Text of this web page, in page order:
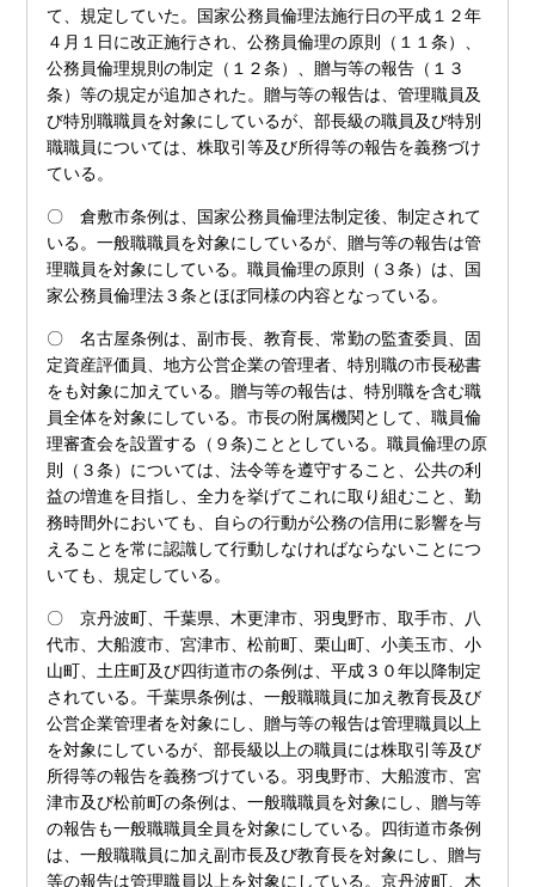
て、規定していた。国家公務員倫理法施行日の平成１２年
４月１日に改正施行され、公務員倫理の原則（１１条）、
公務員倫理規則の制定（１２条）、贈与等の報告（１３
条）等の規定が追加された。贈与等の報告は、管理職員及
び特別職職員を対象にしているが、部長級の職員及び特別
職職員については、株取引等及び所得等の報告を義務づけ
ている。
〇 倉敷市条例は、国家公務員倫理法制定後、制定されて
いる。一般職職員を対象にしているが、贈与等の報告は管
理職員を対象にしている。職員倫理の原則（３条）は、国
家公務員倫理法３条とほぼ同様の内容となっている。
〇 名古屋条例は、副市長、教育長、常勤の監査委員、固
定資産評価員、地方公営企業の管理者、特別職の市長秘書
をも対象に加えている。贈与等の報告は、特別職を含む職
員全体を対象にしている。市長の附属機関として、職員倫
理審査会を設置する（９条)こととしている。職員倫理の原
則（３条）については、法令等を遵守すること、公共の利
益の増進を目指し、全力を挙げてこれに取り組むこと、勤
務時間外においても、自らの行動が公務の信用に影響を与
えることを常に認識して行動しなければならないことにつ
いても、規定している。
〇 京丹波町、千葉県、木更津市、羽曳野市、取手市、八
代市、大船渡市、宮津市、松前町、栗山町、小美玉市、小
山町、土庄町及び四街道市の条例は、平成３０年以降制定
されている。千葉県条例は、一般職職員に加え教育長及び
公営企業管理者を対象にし、贈与等の報告は管理職員以上
を対象にしているが、部長級以上の職員には株取引等及び
所得等の報告を義務づけている。羽曳野市、大船渡市、宮
津市及び松前町の条例は、一般職職員を対象にし、贈与等
の報告も一般職職員全員を対象にしている。四街道市条例
は、一般職職員に加え副市長及び教育長を対象にし、贈与
等の報告は管理職員以上を対象にしている。京丹波町、木